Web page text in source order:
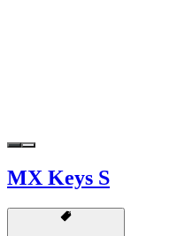
MX Keys S